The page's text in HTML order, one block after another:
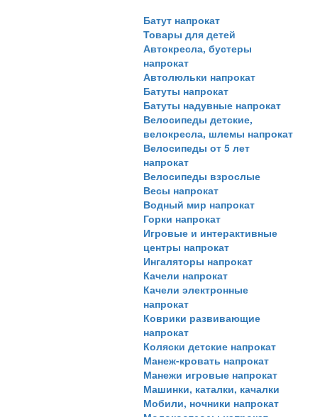
Батут напрокат
Товары для детей
Автокресла, бустеры
напрокат
Автолюльки напрокат
Батуты напрокат
Батуты надувные напрокат
Велосипеды детские,
велокресла, шлемы напрокат
Велосипеды от 5 лет
напрокат
Велосипеды взрослые
Весы напрокат
Водный мир напрокат
Горки напрокат
Игровые и интерактивные
центры напрокат
Ингаляторы напрокат
Качели напрокат
Качели электронные
напрокат
Коврики развивающие
напрокат
Коляски детские напрокат
Манеж-кровать напрокат
Манежи игровые напрокат
Машинки, каталки, качалки
Мобили, ночники напрокат